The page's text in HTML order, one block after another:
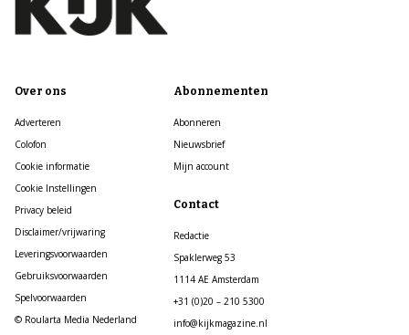
Over ons
Adverteren
Colofon
Cookie informatie
Cookie Instellingen
Privacy beleid
Disclaimer/vrijwaring
Leveringsvoorwaarden
Gebruiksvoorwaarden
Spelvoorwaarden
© Roularta Media Nederland
Abonnementen
Abonneren
Nieuwsbrief
Mijn account
Contact
Redactie
Spaklerweg 53
1114 AE Amsterdam
+31 (0)20 – 210 5300
info@kijkmagazine.nl